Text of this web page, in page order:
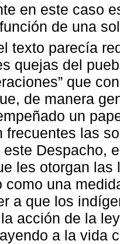
en este caso
de una
texto parecía
quejas del
que
de manera
un
frecuentes las
este Despacho,
les otorgan las
como una
a que los
acción de la
a la vida